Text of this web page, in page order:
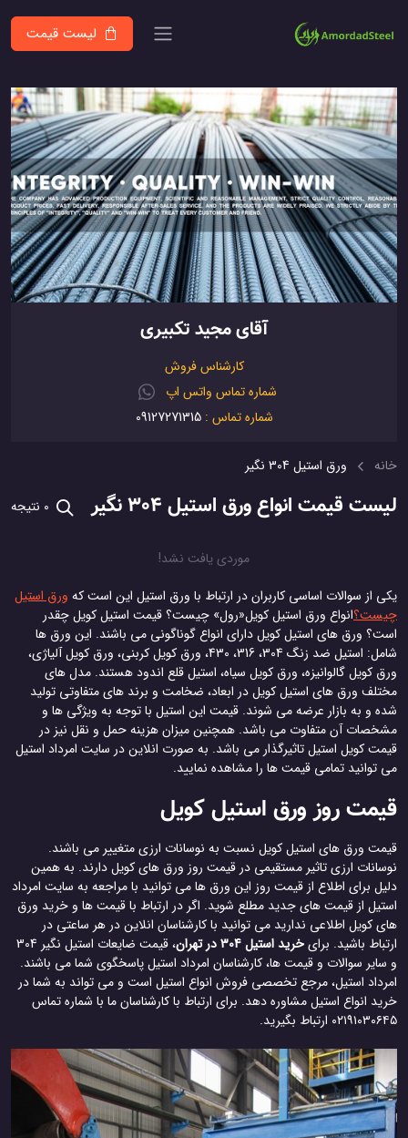
لیست قیمت
آقای مجید تکبیری
کارشناس فروش
شماره تماس واتس اپ
شماره تماس :09127271315
خانه ورق استیل 304 نگیر
لیست قیمت انواع ورق استیل 304 نگیر 0 نتیجه
موردی یافت نشد!
یکی از سوالات اساسی کاربران در ارتباط با ورق استیل این است که ورق استیل
چیست؟انواع ورق استیل کویل«رول» چیست؟ قیمت استیل کویل چقدر
است؟ ورق های استیل کویل دارای انواع گوناگونی می باشند. این ورق ها
شامل: استیل ضد زنگ 304، 316، 430، ورق کویل کربنی، ورق کویل آلیاژی،
ورق کویل گالوانیزه، ورق کویل سیاه، استیل قلع اندود هستند. مدل های
مختلف ورق های استیل کویل در ابعاد، ضخامت و برند های متفاوتی تولید
شده و به بازار عرضه می شوند. قیمت این استیل با توجه به ویژگی ها و
مشخصات آن متفاوت می باشد. همچنین میزان هزینه حمل و نقل نیز در
قیمت کویل استیل تاثیرگذار می باشد. به صورت انلاین در سایت امرداد استیل
می توانید تمامی قیمت ها را مشاهده نمایید.
قیمت روز ورق استیل کویل
قیمت ورق های استیل کویل نسبت به نوسانات ارزی متغییر می باشند.
نوسانات ارزی تاثیر مستقیمی در قیمت روز ورق های کویل دارند. به همین
دلیل برای اطلاع از قیمت روز این ورق ها می توانید با مراجعه به سایت امرداد
استیل از قیمت های جدید مطلع شوید. اگر در ارتباط با قیمت ها و خرید ورق
های کویل اطلاعی ندارید می توانید با کارشناسان انلاین در هر ساعتی در
ارتباط باشید. برایخرید استیل 304 در تهران
، قیمت ضایعات استیل نگیر 304
و سایر سوالات و قیمت ها، کارشناسان امرداد استیل پاسخگوی شما می باشند.
امرداد استیل، مرجع تخصصی فروش انواع استیل است و می تواند به شما در
خرید انواع استیل مشاوره دهد. برای ارتباط با کارشناسان ما با شماره تماس
۰۲۱۹۱۰۳۰۶۴۵ ارتباط بگیرید.